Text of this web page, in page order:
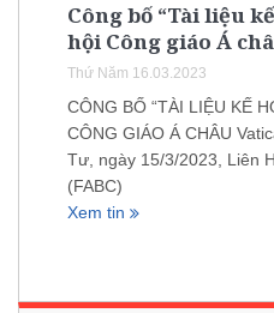
Công bố “Tài liệu
hội Công giáo Á
Thứ Năm 16.03.2023
CÔNG BỐ “TÀI LIỆU KẾ
CÔNG GIÁO Á CHÂU
Tư, ngày 15/3/2023, Liên
(FABC)
Xem tin